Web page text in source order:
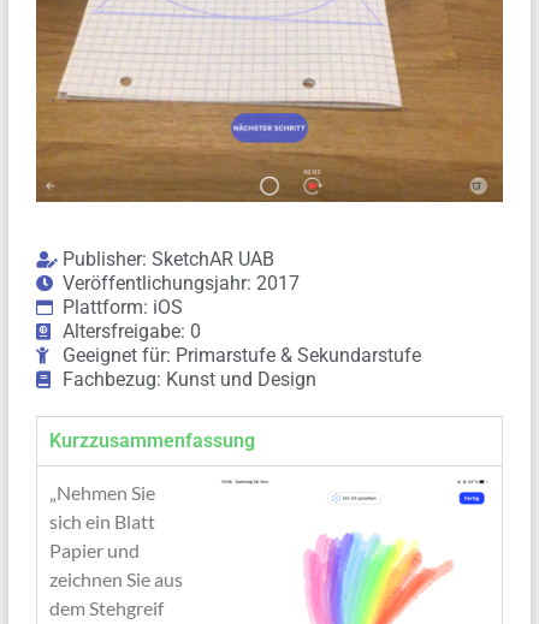
Publisher: SketchAR UAB
Veröffentlichungsjahr: 2017
Plattform: iOS
Altersfreigabe: 0
Geeignet für: Primarstufe & Sekundarstufe
Fachbezug: Kunst und Design
Kurzzusammenfassung
„Nehmen Sie
sich ein Blatt
Papier und
zeichnen Sie aus
dem Stehgreif